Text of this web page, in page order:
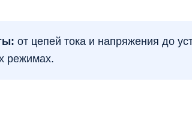
от цепей тока и напряжения до
режимах.